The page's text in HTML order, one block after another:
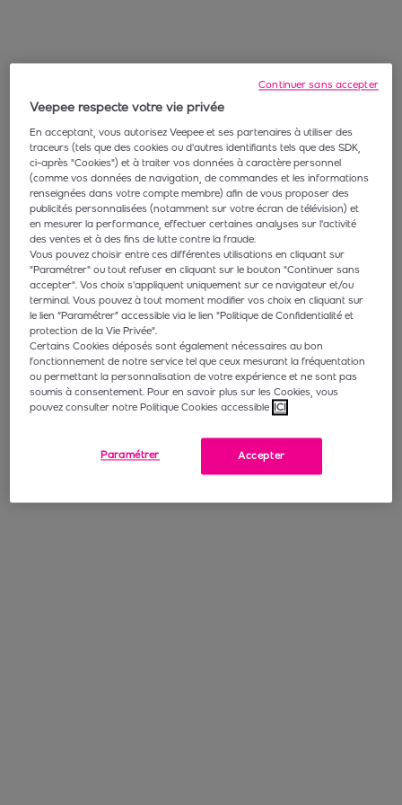
Veepee respecte votre vie privée
En acceptant, vous autorisez Veepee et ses partenaires à utiliser des
traceurs (tels que des cookies ou d'autres identifiants tels que des SDK,
ci-après "Cookies") et à traiter vos données à caractère personnel
(comme vos données de navigation, de commandes et les informations
renseignées dans votre compte membre) afin de vous proposer des
publicités personnalisées (notamment sur votre écran de télévision) et
en mesurer la performance, effectuer certaines analyses sur l'activité
des ventes et à des fins de lutte contre la fraude.
Vous pouvez choisir entre ces différentes utilisations en cliquant sur
"Paramétrer" ou tout refuser en cliquant sur le bouton "Continuer sans
accepter". Vos choix s'appliquent uniquement sur ce navigateur et/ou
terminal. Vous pouvez à tout moment modifier vos choix en cliquant sur
le lien “Paramétrer” accessible via le lien "Politique de Confidentialité et
protection de la Vie Privée".
Certains Cookies déposés sont également nécessaires au bon
fonctionnement de notre service tel que ceux mesurant la fréquentation
ou permettant la personnalisation de votre expérience et ne sont pas
soumis à consentement. Pour en savoir plus sur les Cookies, vous
pouvez consulter notre Politique Cookies accessible ICI
Accepter
Paramétrer
Continuer sans accepter